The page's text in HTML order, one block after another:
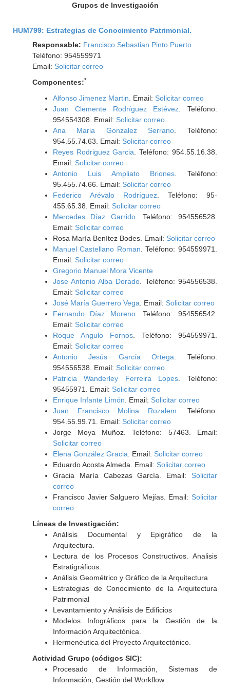
Grupos de Investigación
HUM799: Estrategias de Conocimiento Patrimonial.
Responsable: Francisco Sebastian Pinto Puerto
Teléfono: 954559971
Email: Solicitar correo
Componentes:*
Alfonso Jimenez Martin . Email: Solicitar correo
Juan Clemente Rodríguez Estévez . Teléfono:
954554308. Email: Solicitar correo
Ana Maria Gonzalez Serrano . Teléfono:
954.55.74.63. Email: Solicitar correo
Reyes Rodriguez Garcia . Teléfono: 954.55.16.38.
Email: Solicitar correo
Antonio Luis Ampliato Briones . Teléfono:
95.455.74.66. Email: Solicitar correo
Federico Arévalo Rodríguez. Teléfono: 95-
455.65.38. Email: Solicitar correo
Mercedes Díaz Garrido. Teléfono: 954556528.
Email: Solicitar correo
Rosa María Benítez Bodes. Email: Solicitar correo
Manuel Castellano Roman . Teléfono: 954559971.
Email: Solicitar correo
Gregorio Manuel Mora Vicente
Jose Antonio Alba Dorado . Teléfono: 954556538.
Email: Solicitar correo
José María Guerrero Vega . Email: Solicitar correo
Fernando Díaz Moreno. Teléfono: 954556542.
Email: Solicitar correo
Roque Angulo Fornos. Teléfono: 954559971.
Email: Solicitar correo
Antonio Jesús García Ortega . Teléfono:
954556538. Email: Solicitar correo
Patricia Wanderley Ferreira Lopes . Teléfono:
95455971. Email: Solicitar correo
Enrique Infante Limón . Email: Solicitar correo
Juan Francisco Molina Rozalem . Teléfono:
954.55.99.71. Email: Solicitar correo
Jorge Moya Muñoz. Teléfono: 57463. Email:
Solicitar correo
Elena González Gracia . Email: Solicitar correo
Eduardo Acosta Almeda. Email: Solicitar correo
Gracia María Cabezas García. Email: Solicitar
correo
Francisco Javier Salguero Mejías. Email: Solicitar
correo
Líneas de Investigación:
Análisis Documental y Epigráfico de la
Arquitectura.
Lectura de los Procesos Constructivos. Analisis
Estratigráficos.
Análisis Geométrico y Gráfico de la Arquitectura
Estrategias de Conocimiento de la Arquitectura
Patrimonial
Levantamiento y Análisis de Edificios
Modelos Infográficos para la Gestión de la
Información Arquitectónica.
Hermenéutica del Proyecto Arquitectónico.
Actividad Grupo (códigos SIC):
Procesado de Información, Sistemas de
Información, Gestión del Workflow